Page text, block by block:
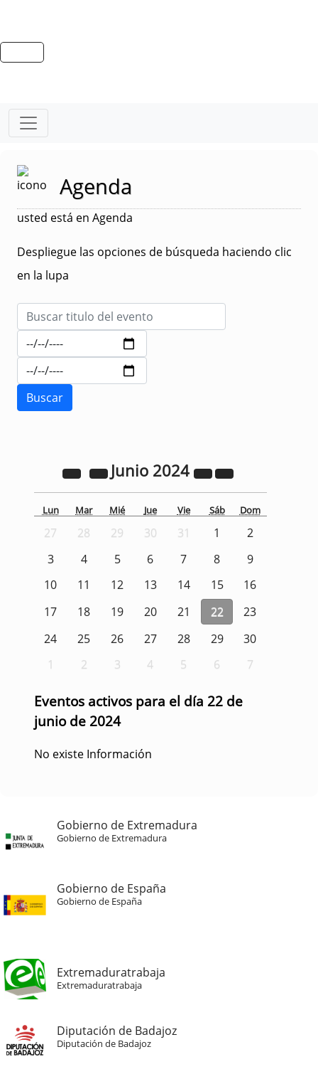
Agenda
usted está en Agenda
Despliegue las opciones de búsqueda haciendo clic
en la lupa
Junio 2024
Lun Mar Mié Jue Vie Sáb Dom
27 28 29 30 31 1
2
3
4 5 6 7 8
9
10
11 12 13 14 15
16
17
18 19 20 21 22
23
24
25 26 27 28 29
30
1
2 3 4 5 6 7
Eventos activos para el día 22 de
junio de 2024
No existe Información
Gobierno de Extremadura
Gobierno de Extremadura
Gobierno de España
Gobierno de España
Extremaduratrabaja
Extremaduratrabaja
Diputación de Badajoz
Diputación de Badajoz